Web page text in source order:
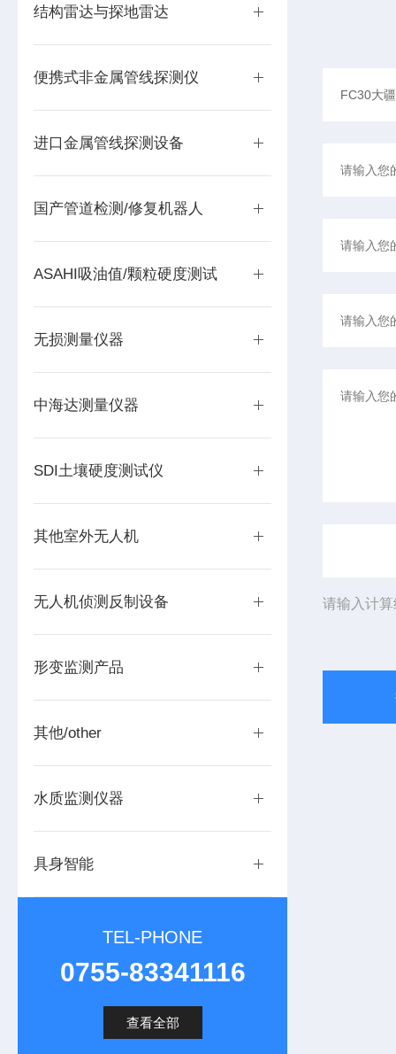
结构雷达与探地雷达
便携式非金属管线探测仪
进口金属管线探测设备
国产管道检测/修复机器人
ASAHI吸油值/颗粒硬度测试
无损测量仪器
中海达测量仪器
SDI土壤硬度测试仪
其他室外无人机
无人机侦测反制设备
形变监测产品
其他/other
水质监测仪器
具身智能
TEL-PHONE
0755-83341116
查看全部
请输入计